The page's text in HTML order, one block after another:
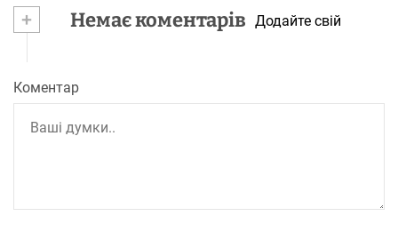
+ Немає коментарів Додайте свій
Коментар